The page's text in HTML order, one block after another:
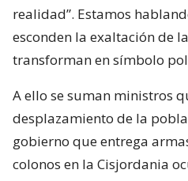
realidad”. Estamos
esconden la exaltación de
transforman en símbolo
A ello se suman ministros
desplazamiento de la
gobierno que entrega
colonos en la Cisjordania